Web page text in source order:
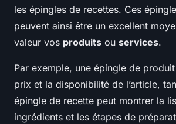
les épingles de recettes. Ces
peuvent ainsi être un excellent
valeur vos produits ou services.
Par exemple, une épingle de
prix et la disponibilité de l’article,
épingle de recette peut montrer la
ingrédients et les étapes de